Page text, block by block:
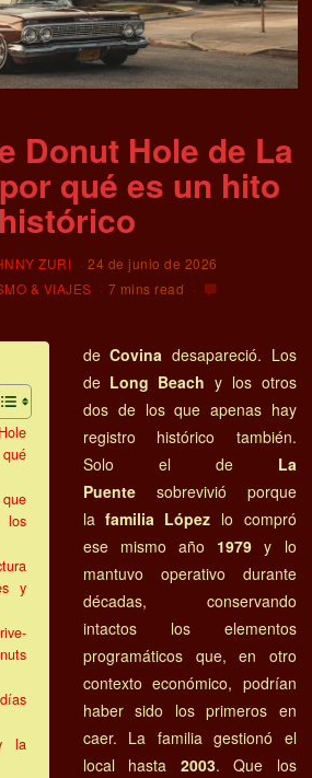
Donut Hole de La
qué es un hito
histórico
ZURI
24 de junio de 2026
& VIAJES
7 mins read
y
la
de Covinadesapareció. Los
de Long Beach y los otros
dos de los que apenas hay
registro histórico también.
Solo el de La
Puentesobrevivió porque
la familia Lópezlo compró
ese mismo año 1979y lo
mantuvo operativo durante
décadas, conservando
intactos los elementos
programáticos que, en otro
contexto económico, podrían
haber sido los primeros en
caer. La familia gestionó el
local hasta 2003. Que los